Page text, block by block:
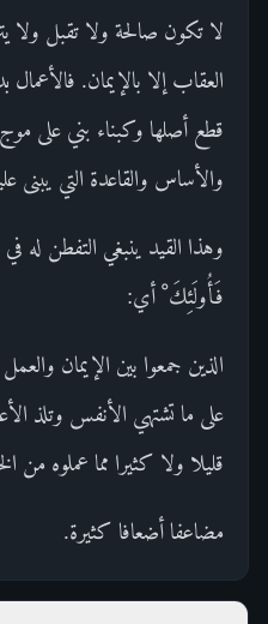
لا تكون صالحة ولا تقبل ولا
العقاب إلا بالإيمان.
قطع أصلها وكبناء بني على موج
والأساس والقاعدة التي يبنى
وهذا القيد ينبغي التفطن له
فَأُولَئِكَ ْ أي:
الذين جمعوا بين الإيمان
على ما تشتهي الأنفس وتلذ
قليلا ولا كثيرا مما عملوه من
مضاعفا أضعافا كثيرة.